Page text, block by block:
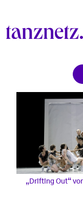
„Drifting Out“